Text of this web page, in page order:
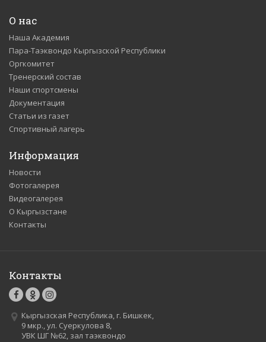
О нас
Наша Академия
Пара-Таэквондо Кыргызской Республики
Оргкомитет
Тренерский состав
Наши спортсмены
Документация
Статьи из газет
Спортивный лагерь
Информация
Новости
Фотогалерея
Видеогалерея
О Кыргызстане
Контакты
Контакты
Кыргызская Республика, г. Бишкек,
9 мкр., ул. Суеркулова 8,
УВК ШГ №62, зал таэквондо